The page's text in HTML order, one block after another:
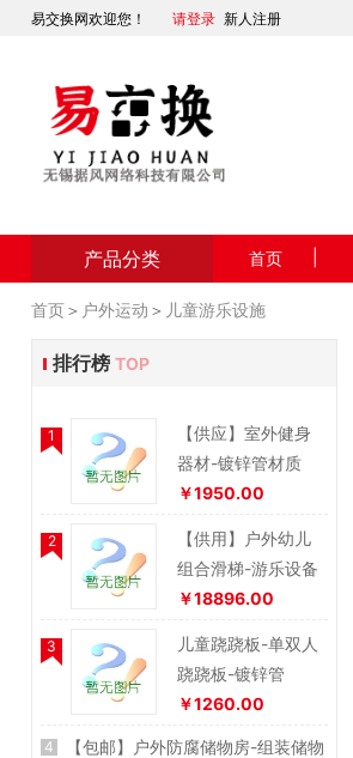
易交换网欢迎您！ 请登录 新人注册
产品分类 首页
首页＞ 户外运动 ＞ 儿童游乐设施
排行榜 TOP
1
【供应】室外健身
器材-镀锌管材质
￥1950.00
2
【供用】户外幼儿
组合滑梯-游乐设备
￥18896.00
3
儿童跷跷板-单双人
跷跷板-镀锌管
￥1260.00
4
【包邮】户外防腐储物房-组装储物